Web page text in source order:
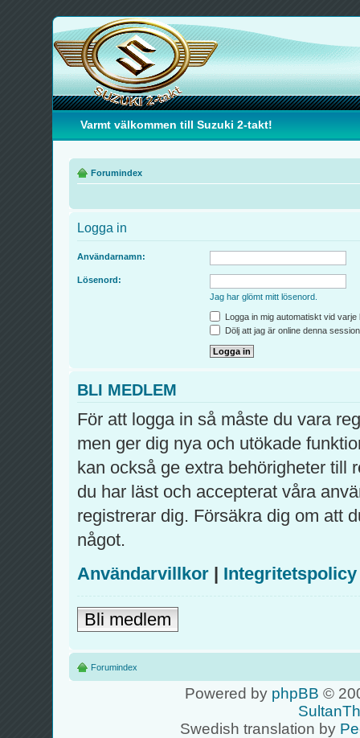
Varmt välkommen till Suzuki 2-takt!
Forumindex
Logga in
Användarnamn:
Lösenord:
Jag har glömt mitt lösenord.
Logga in mig automatiskt vid varje
Dölj att jag är online denna
BLI MEDLEM
För att logga in så måste du vara
men ger dig nya och utökade
kan också ge extra behörigheter till
du har läst och accepterat våra
registrerar dig. Försäkra dig om att
något.
Användarvillkor | Integritetspolicy
Bli medlem
Forumindex
Powered by phpBB ©
Swedish translation by